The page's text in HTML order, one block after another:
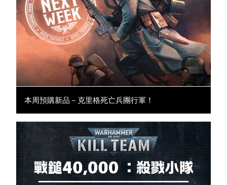
本周預購新品－克里格死亡兵團行軍！